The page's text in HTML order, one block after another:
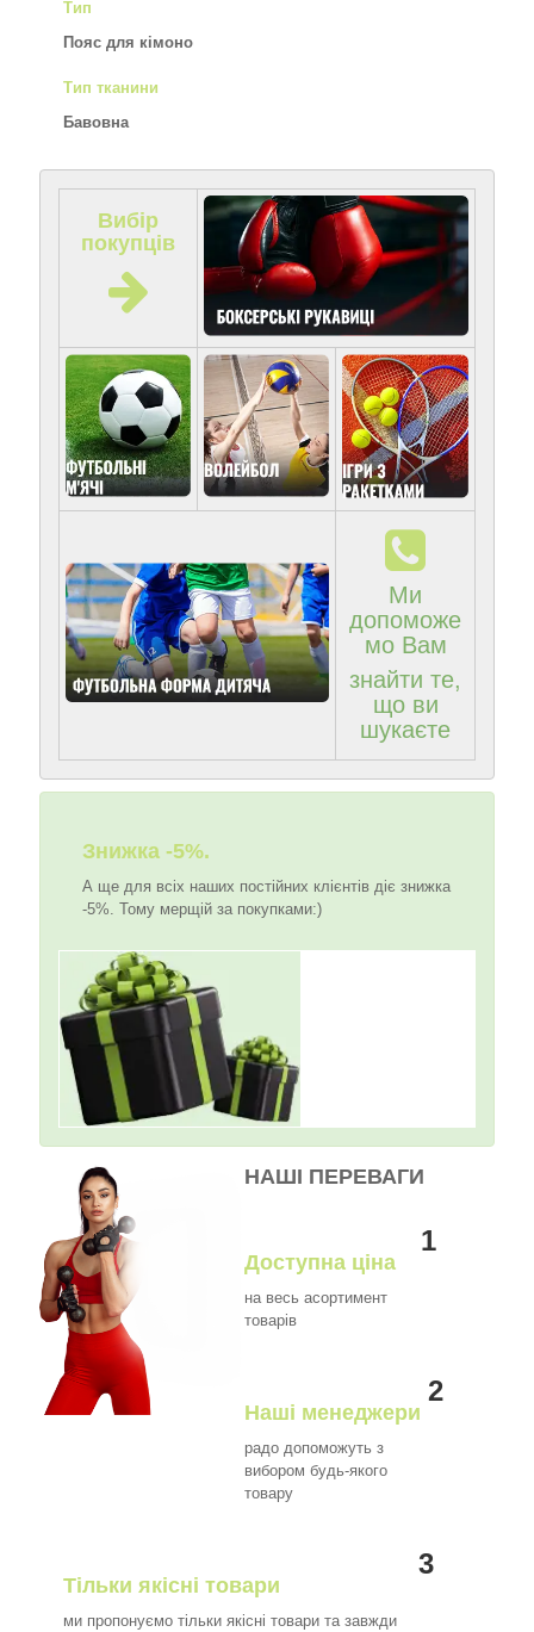
Тип
Пояс для кімоно
Тип тканини
Бавовна
Вибір
покупців
Ми
допоможе
мо Вам
знайти те,
що ви
шукаєте
Знижка -5%.
А ще для всіх наших постійних клієнтів діє знижка
-5%. Тому мерщій за покупками:)
НАШІ ПЕРЕВАГИ
1
Доступна ціна
на весь асортимент
товарів
2
Наші менеджери
радо допоможуть з
вибором будь-якого
товару
3
Тільки якісні товари
ми пропонуємо тільки якісні товари та завжди